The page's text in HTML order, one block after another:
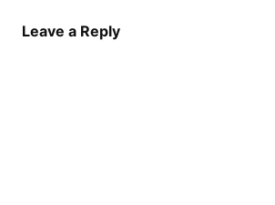
Leave a Reply